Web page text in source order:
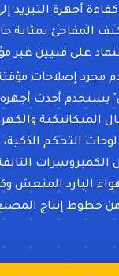
أجهزة التبريد
المفاجئ بمثابة
على فنيين
مجرد إصلاحات
يستخدم أحدث
الميكانيكية
التحكم
الكمبروسرات
البارد المنعش
من خطوط إنتاج